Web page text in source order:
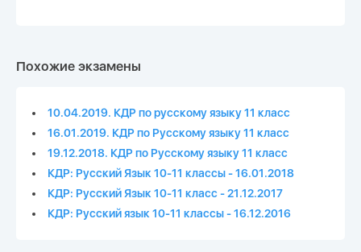
Похожие экзамены
10.04.2019. КДР по русскому языку 11 класс
16.01.2019. КДР по Русскому языку 11 класс
19.12.2018. КДР по Русскому языку 11 класс
КДР: Русский Язык 10-11 классы - 16.01.2018
КДР: Русский Язык 10-11 класс - 21.12.2017
КДР: Русский язык 10-11 классы - 16.12.2016